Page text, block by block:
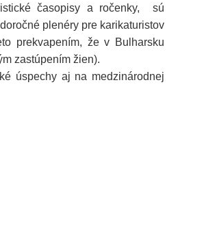
časopisy a ročenky, sú
plenéry pre karikaturistov
prekvapením, že v Bulharsku
zastúpením žien).
úspechy aj na medzinárodnej